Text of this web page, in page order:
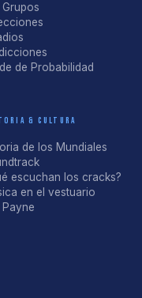
Grupos
de Probabilidad
& CULTURA
de los Mundiales
escuchan los cracks?
en el vestuario
Payne